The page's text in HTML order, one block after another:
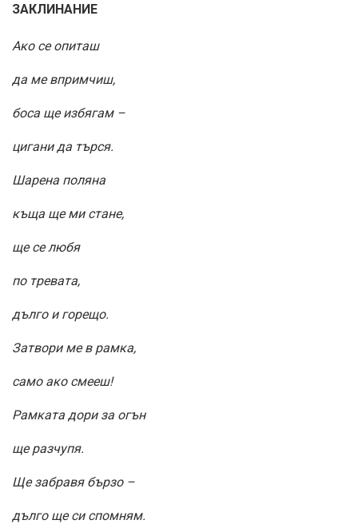
ЗАКЛИНАНИЕ
Ако се опиташ
да ме впримчиш,
боса ще избягам –
цигани да търся.
Шарена поляна
къща ще ми стане,
ще се любя
по тревата,
дълго и горещо.
Затвори ме в рамка,
само ако смееш!
Рамката дори за огън
ще разчупя.
Ще забравя бързо –
дълго ще си спомням.